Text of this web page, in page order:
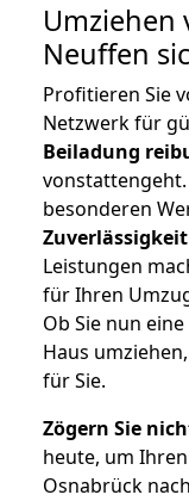
Umziehen
Neuffen
Profitieren Sie
Netzwerk für
Beiladung
besonderen
Leistungen
für Ihren
Ob Sie nun
Haus
für Sie.
Zögern Sie
heute, um
Osnabrück